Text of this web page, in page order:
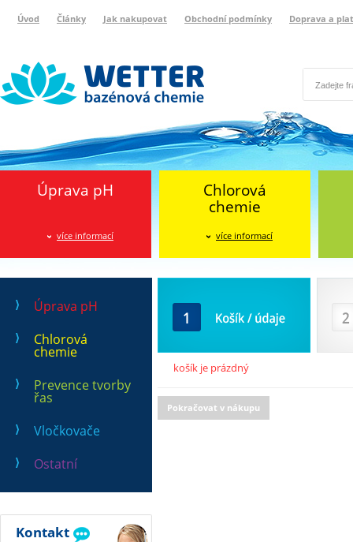
Úvod Články Jak nakupovat Obchodní podmínky Doprava a
Úprava pH
více informací
Chlorová
chemie
více informací
Úprava pH
Chlorová
chemie
Prevence tvorby
řas
Vločkovače
Ostatní
Kontakt
košík je prázdný
Pokračovat v nákupu